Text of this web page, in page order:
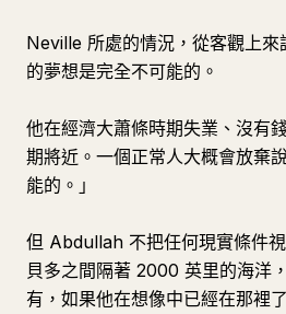
Neville 所處的情況，從客觀上來
的夢想是完全不可能的。
他在經濟大蕭條時期失業、沒有
期將近。一個正常人大概會放棄
能的。」
但 Abdullah 不把任何現實條件
貝多之間隔著 2000 英里的海洋
有，如果他在想像中已經在那裡